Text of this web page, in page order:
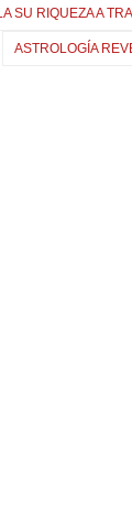
SU RIQUEZA A
ASTROLOGÍA